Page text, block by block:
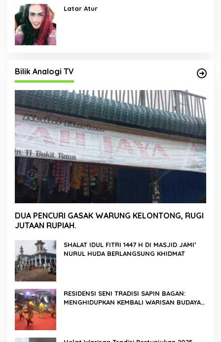
Latar Atur
Bilik Analogi TV
DUA PENCURI GASAK WARUNG KELONTONG, RUGI
JUTAAN RUPIAH.
SHALAT IDUL FITRI 1447 H DI MASJID JAMI’
NURUL HUDA BERLANGSUNG KHIDMAT
RESIDENSI SENI TRADISI SAPIN BAGAN:
MENGHIDUPKAN KEMBALI WARISAN BUDAYA